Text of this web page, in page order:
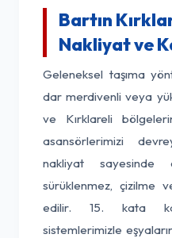
Bartın
Nakliyat ve
Geleneksel taşıma
dar merdivenli veya
ve Kırklareli
asansörlerimizi
nakliyat sayesinde
sürüklenmez, çizilme
edilir. 15. kata
sistemlerimizle